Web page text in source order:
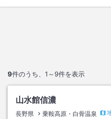
9件のうち、 1～9件を表示
山水館信濃
長野県 乗鞍高原・白骨温泉